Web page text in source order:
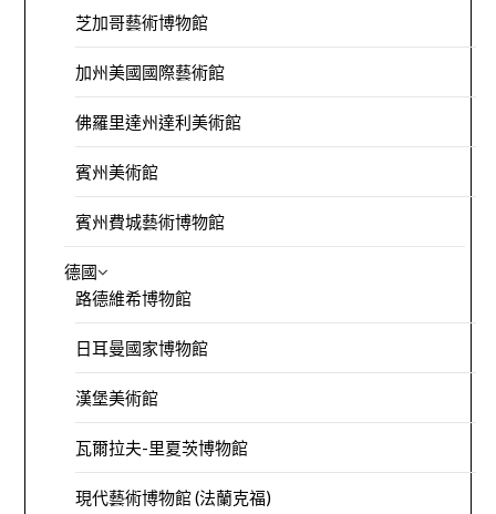
芝加哥藝術博物館
加州美國國際藝術館
佛羅里達州達利美術館
賓州美術館
賓州費城藝術博物館
德國
路德維希博物館
日耳曼國家博物館
漢堡美術館
瓦爾拉夫-里夏茨博物館
現代藝術博物館 (法蘭克福)